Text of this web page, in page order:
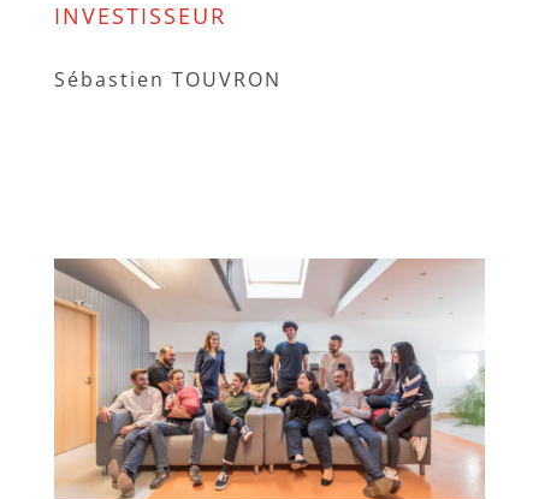
INVESTISSEUR
Sébastien TOUVRON